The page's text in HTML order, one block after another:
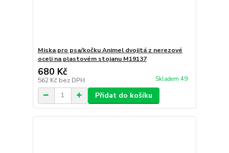
Miska pro psa/kočku Animel dvojitá z nerezové
oceli na plastovém stojanu M19137
680 Kč
562 Kč bez DPH Skladem 49
Přidat do košíku